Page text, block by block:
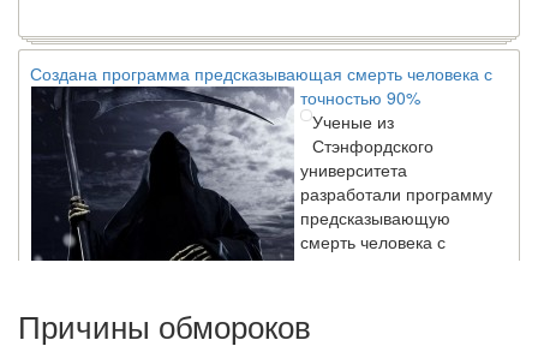
Создана программа предсказывающая смерть человека с
точностью 90%
Ученые из
Стэнфордского
университета
разработали программу
предсказывающую
смерть человека с
высокой точностью.
Зарплата врачей в 2018 году превысит средний доход
Причины обмороков